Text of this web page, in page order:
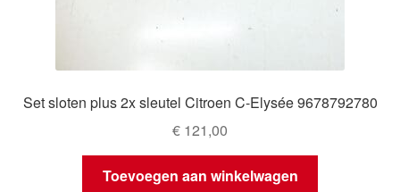
Set sloten plus 2x sleutel Citroen C-Elysée 9678792780
€ 121,00
Toevoegen aan winkelwagen